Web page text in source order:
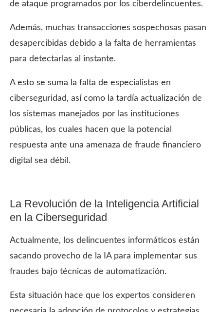
de ataque programados por los ciberdelincuentes.
Además, muchas transacciones sospechosas pasan
desapercibidas debido a la falta de herramientas
para detectarlas al instante.
A esto se suma la falta de especialistas en
ciberseguridad, así como la tardía actualización de
los sistemas manejados por las instituciones
públicas, los cuales hacen que la potencial
respuesta ante una amenaza de fraude financiero
digital sea débil.
La Revolución de la Inteligencia Artificial
en la Ciberseguridad
Actualmente, los delincuentes informáticos están
sacando provecho de la IA para implementar sus
fraudes bajo técnicas de automatización.
Esta situación hace que los expertos consideren